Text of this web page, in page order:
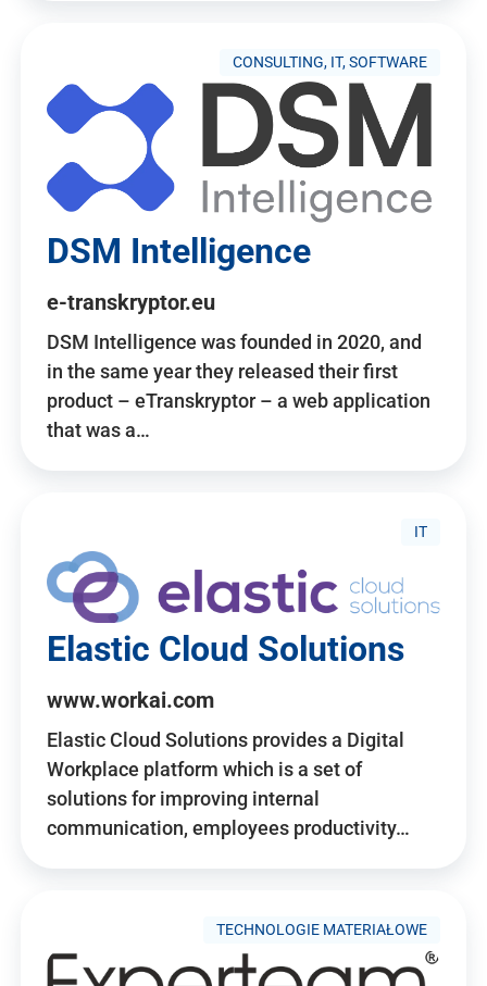
CONSULTING, IT, SOFTWARE
DSM Intelligence
e-transkryptor.eu
DSM Intelligence was founded in 2020, and
in the same year they released their first
product – eTranskryptor – a web application
that was a…
IT
Elastic Cloud Solutions
www.workai.com
Elastic Cloud Solutions provides a Digital
Workplace platform which is a set of
solutions for improving internal
communication, employees productivity…
TECHNOLOGIE MATERIAŁOWE